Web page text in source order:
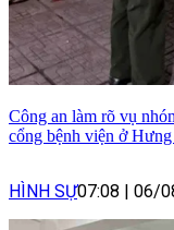
Công an làm rõ vụ
cổng bệnh viện ở
HÌNH SỰ07:08 06/